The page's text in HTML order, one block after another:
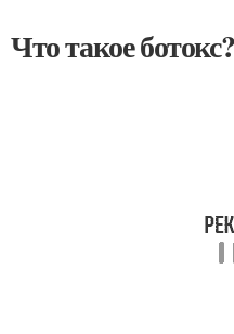
Что такое ботокс?